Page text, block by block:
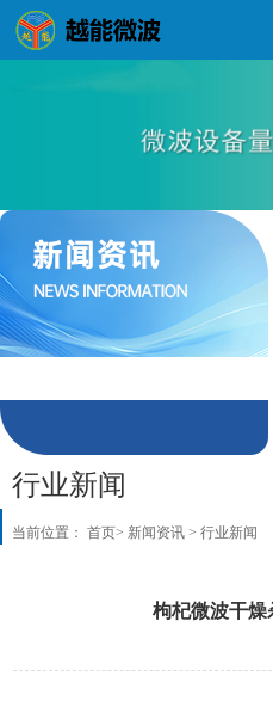
行业新闻
当前位置： 首页> 新闻资讯 > 行业新闻
枸杞微波干燥